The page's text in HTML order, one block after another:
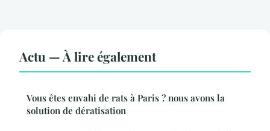
Actu — À lire également
Vous êtes envahi de rats à Paris ? nous avons la
solution de dératisation